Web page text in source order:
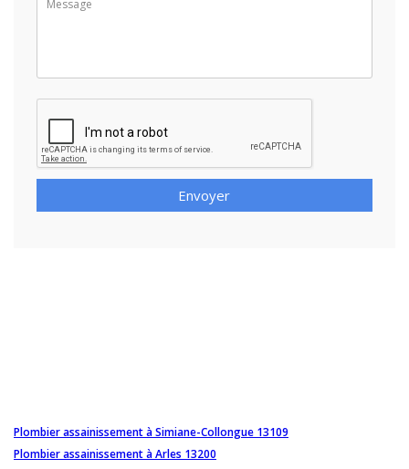
Envoyer
Plombier assainissement à Simiane-Collongue 13109
Plombier assainissement à Arles 13200